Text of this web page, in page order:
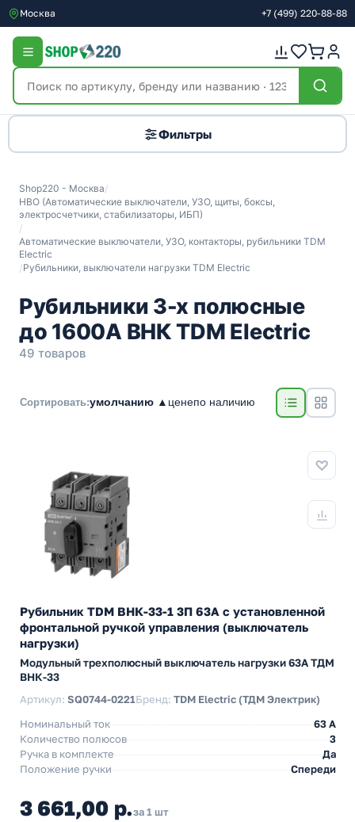
Москва +7 (499) 220-88-88
Фильтры
Shop220 - Москва/
НВО (Автоматические выключатели, УЗО, щиты, боксы,
электросчетчики, стабилизаторы, ИБП)
/
Автоматические выключатели, УЗО, контакторы, рубильники TDM
Electric
/Рубильники, выключатели нагрузки TDM Electric
Рубильники 3-х полюсные
до 1600А ВНК TDM Electric
49 товаров
Сортировать:умолчанию ▲ ценепо наличию
Рубильник TDM ВНК-33-1 3П 63А с установленной
фронтальной ручкой управления (выключатель
нагрузки)
Модульный трехполюсный выключатель нагрузки 63А ТДМ
ВНК-33
Артикул: SQ0744-0221Бренд: TDM Electric (ТДМ Электрик)
Номинальный ток
63 A
Количество полюсов
3
Ручка в комплекте
Да
Положение ручки
Спереди
3 661,00 р.за 1 шт